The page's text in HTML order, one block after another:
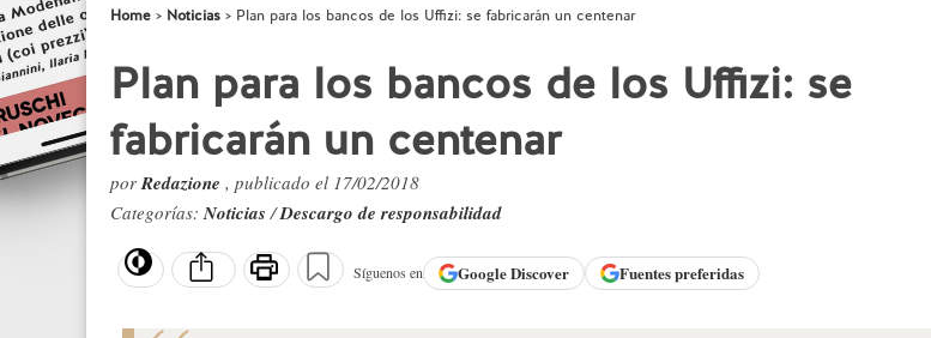
Home Noticias Plan para los bancos de los Uffizi: se fabricarán un centenar
Plan para los bancos de los Uffizi: se
fabricarán un centenar
porRedazione , publicado el 17/02/2018
Categorías:Noticias/Descargo de responsabilidad
Síguenos en GoogleDiscover Fuentes preferidas